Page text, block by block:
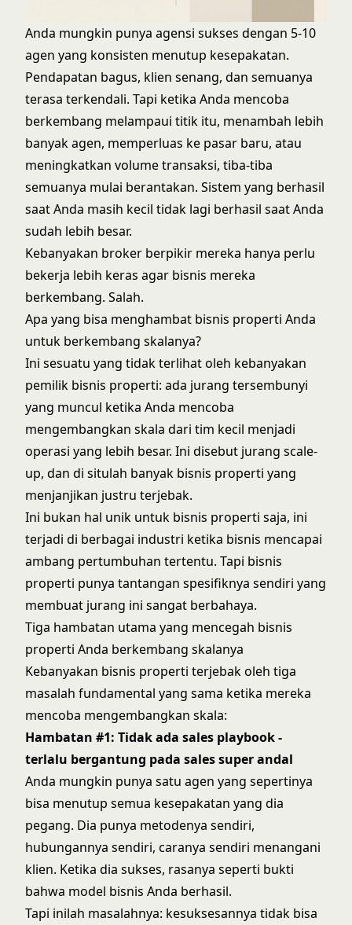
Anda mungkin punya agensi sukses dengan 5-10
agen yang konsisten menutup kesepakatan.
Pendapatan bagus, klien senang, dan semuanya
terasa terkendali. Tapi ketika Anda mencoba
berkembang melampaui titik itu, menambah lebih
banyak agen, memperluas ke pasar baru, atau
meningkatkan volume transaksi, tiba-tiba
semuanya mulai berantakan. Sistem yang berhasil
saat Anda masih kecil tidak lagi berhasil saat Anda
sudah lebih besar.
Kebanyakan broker berpikir mereka hanya perlu
bekerja lebih keras agar bisnis mereka
berkembang. Salah.
Apa yang bisa menghambat bisnis properti Anda
untuk berkembang skalanya?
Ini sesuatu yang tidak terlihat oleh kebanyakan
pemilik bisnis properti: ada jurang tersembunyi
yang muncul ketika Anda mencoba
mengembangkan skala dari tim kecil menjadi
operasi yang lebih besar. Ini disebut jurang scale-
up, dan di situlah banyak bisnis properti yang
menjanjikan justru terjebak.
Ini bukan hal unik untuk bisnis properti saja, ini
terjadi di berbagai industri ketika bisnis mencapai
ambang pertumbuhan tertentu. Tapi bisnis
properti punya tantangan spesifiknya sendiri yang
membuat jurang ini sangat berbahaya.
Tiga hambatan utama yang mencegah bisnis
properti Anda berkembang skalanya
Kebanyakan bisnis properti terjebak oleh tiga
masalah fundamental yang sama ketika mereka
mencoba mengembangkan skala:
Hambatan #1: Tidak ada sales playbook -
terlalu bergantung pada sales super andal
Anda mungkin punya satu agen yang sepertinya
bisa menutup semua kesepakatan yang dia
pegang. Dia punya metodenya sendiri,
hubungannya sendiri, caranya sendiri menangani
klien. Ketika dia sukses, rasanya seperti bukti
bahwa model bisnis Anda berhasil.
Tapi inilah masalahnya: kesuksesannya tidak bisa